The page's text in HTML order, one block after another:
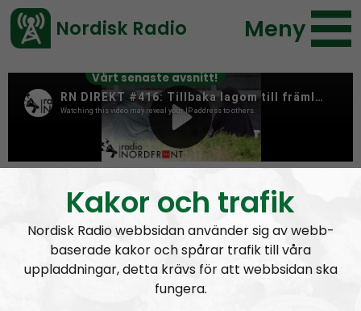
Vårt senaste avsnitt!
Nordisk Radio Meny
Kakor och trafik
Nordisk Radio webbsidan använder sig av webb-
baserade kakor och spårar trafik till våra
uppladdningar, detta krävs för att webbsidan ska
fungera.